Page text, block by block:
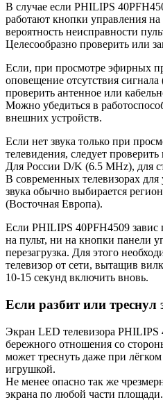
В случае если PHILIPS
работают кнопки управления на
вероятность неисправности
Целесообразно проверить или
Если, при просмотре эфирных
оповещение отсутствия сигнала
проверить антенное или
Можно убедиться в
внешних устройств.
Если нет звука только при
телевидения, следует
Для России D/K (6.5 MHz), для
В современных телевизорах для
звука обычно выбирается
(Восточная Европа).
Если PHILIPS 40PFH4509 завис
на пульт, ни на кнопки панели
перезагрузка. Для этого
телевизор от сети, вытащив
10-15 секунд включить вновь.
Если разбит или треснул
Экран LED телевизора PHILIPS
бережного отношения со
может треснуть даже при
игрушкой.
Не менее опасно так же
экрана по любой части площади.